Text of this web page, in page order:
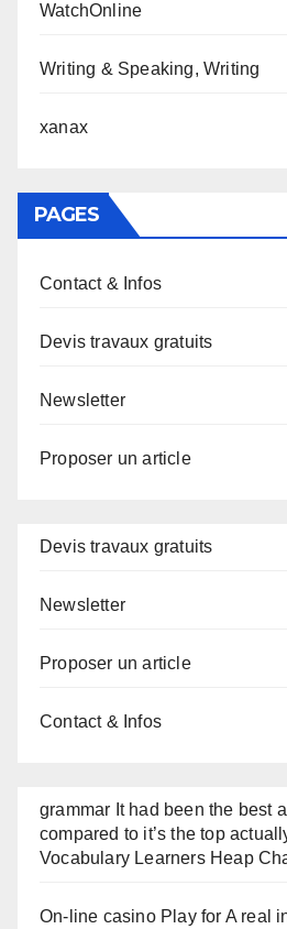
WatchOnline
Writing & Speaking, Writing
xanax
PAGES
Contact & Infos
Devis travaux gratuits
Newsletter
Proposer un article
Devis travaux gratuits
Newsletter
Proposer un article
Contact & Infos
grammar It had been the best
compared to it’s the top
Vocabulary Learners Heap
On-line casino Play for A real